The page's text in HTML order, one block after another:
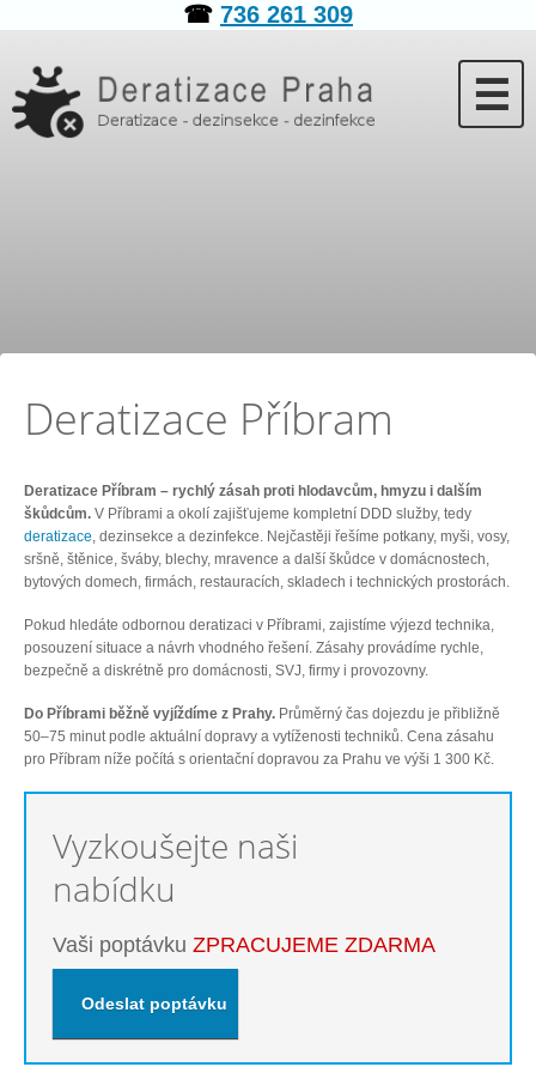
☎ 736 261 309
☰
Deratizace Příbram
Deratizace Příbram – rychlý zásah proti hlodavcům, hmyzu i dalším
škůdcům. V Příbrami a okolí zajišťujeme kompletní DDD služby, tedy
deratizace, dezinsekce a dezinfekce. Nejčastěji řešíme potkany, myši, vosy,
sršně, štěnice, šváby, blechy, mravence a další škůdce v domácnostech,
bytových domech, firmách, restauracích, skladech i technických prostorách.
Pokud hledáte odbornou deratizaci v Příbrami, zajistíme výjezd technika,
posouzení situace a návrh vhodného řešení. Zásahy provádíme rychle,
bezpečně a diskrétně pro domácnosti, SVJ, firmy i provozovny.
Do Příbrami běžně vyjíždíme z Prahy. Průměrný čas dojezdu je přibližně
50–75 minut podle aktuální dopravy a vytíženosti techniků. Cena zásahu
pro Příbram níže počítá s orientační dopravou za Prahu ve výši 1 300 Kč.
Vyzkoušejte naši
nabídku
Vaši poptávku ZPRACUJEME ZDARMA